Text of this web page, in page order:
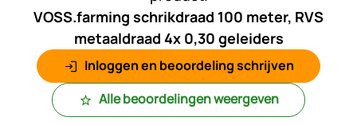
VOSS.farming schrikdraad 100 meter, RVS
metaaldraad 4x 0,30 geleiders
Inloggen en beoordeling schrijven
Alle beoordelingen weergeven